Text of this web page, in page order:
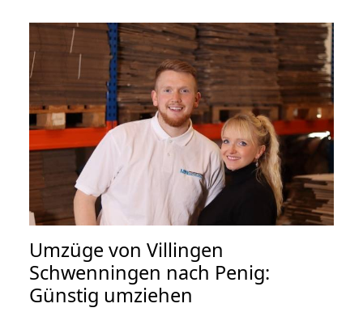
Umzüge von Villingen
Schwenningen nach Penig:
Günstig umziehen